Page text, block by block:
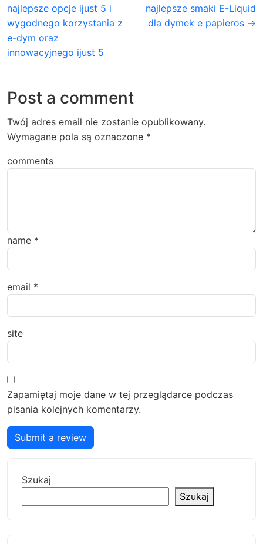
najlepsze opcje ijust 5 i
wygodnego korzystania z
e-dym oraz
innowacyjnego ijust 5
najlepsze smaki E-Liquid
dla dymek e papieros →
Post a comment
Twój adres email nie zostanie opublikowany.
Wymagane pola są oznaczone *
comments
name *
email *
site
Zapamiętaj moje dane w tej przeglądarce podczas
pisania kolejnych komentarzy.
Submit a review
Szukaj
Szukaj